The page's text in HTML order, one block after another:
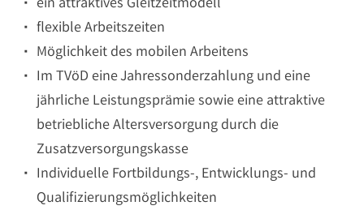
flexible Arbeitszeiten
Möglichkeit des mobilen Arbeitens
Im TVöD eine Jahressonderzahlung und eine
jährliche Leistungsprämie sowie eine attraktive
betriebliche Altersversorgung durch die
Zusatzversorgungskasse
Individuelle Fortbildungs-, Entwicklungs- und
Qualifizierungsmöglichkeiten